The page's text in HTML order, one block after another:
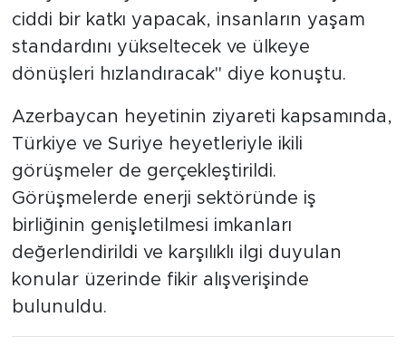
ciddi bir katkı yapacak, insanların yaşam
standardını yükseltecek ve ülkeye
dönüşleri hızlandıracak" diye konuştu.
Azerbaycan heyetinin ziyareti kapsamında,
Türkiye ve Suriye heyetleriyle ikili
görüşmeler de gerçekleştirildi.
Görüşmelerde enerji sektöründe iş
birliğinin genişletilmesi imkanları
değerlendirildi ve karşılıklı ilgi duyulan
konular üzerinde fikir alışverişinde
bulunuldu.